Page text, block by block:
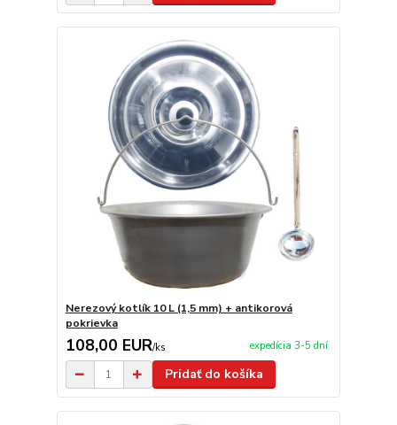
Nerezový kotlík 10 L (1,5 mm) + antikorová
pokrievka
108,00 EUR/ks expedícia 3-5 dní
Pridať do košíka